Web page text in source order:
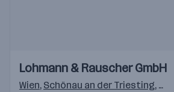
Videos
Einblicke
Einblicke
Lohmann & Rauscher GmbH
Wien, Schönau an der Triesting, Graz